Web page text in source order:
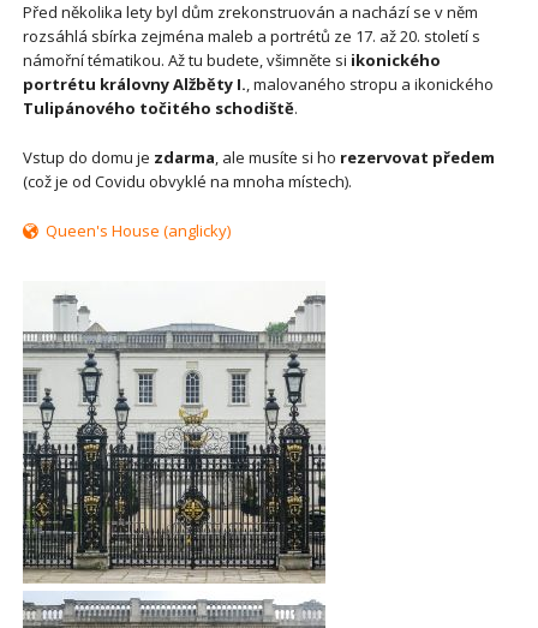
Před několika lety byl dům zrekonstruován a nachází se v něm
rozsáhlá sbírka zejména maleb a portrétů ze 17. až 20. století s
námořní tématikou. Až tu budete, všimněte si ikonického
portrétu královny Alžběty I., malovaného stropu a ikonického
Tulipánového točitého schodiště.
Vstup do domu je zdarma, ale musíte si ho rezervovat předem
(což je od Covidu obvyklé na mnoha místech).
Queen's House (anglicky)